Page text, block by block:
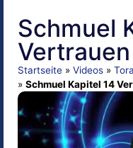
Schmuel
Startseite » Videos » Tora
» Schmuel Kapitel 14